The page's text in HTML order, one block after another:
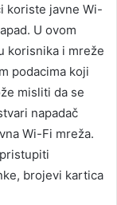
koriste javne Wi-
U ovom
korisnika i mreže
podacima koji
misliti da se
napadač
Wi-Fi mreža.
brojevi kartica